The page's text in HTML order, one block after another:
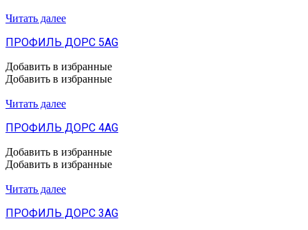
Читать далее
ПРОФИЛЬ ДОРС 5AG
Добавить в избранные
Добавить в избранные
Читать далее
ПРОФИЛЬ ДОРС 4AG
Добавить в избранные
Добавить в избранные
Читать далее
ПРОФИЛЬ ДОРС 3AG